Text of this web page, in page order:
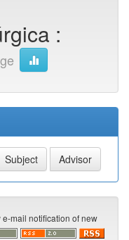
:
mail notification of new